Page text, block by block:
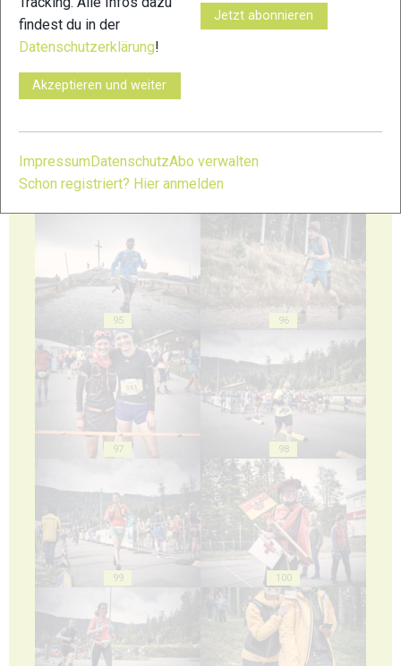
93
95 96
97 98
99 100
findest du in der
Datenschutzerklärung!
Akzeptieren und weiter
Jetzt abonnieren
Impressum DatenschutzAbo verwalten
Schon registriert? Hier anmelden